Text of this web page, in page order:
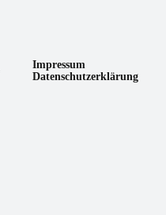
Impressum
Datenschutzerklärung